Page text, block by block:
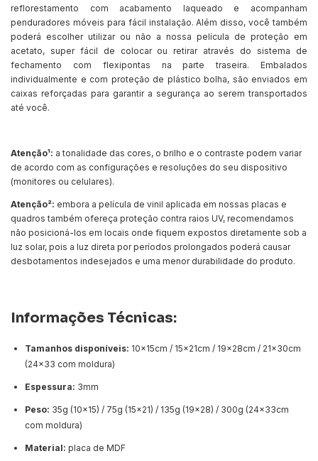
reflorestamento com acabamento laqueado e acompanham
penduradores móveis para fácil instalação. Além disso, você também
poderá escolher utilizar ou não a nossa película de proteção em
acetato, super fácil de colocar ou retirar através do sistema de
fechamento com flexipontas na parte traseira. Embalados
individualmente e com proteção de plástico bolha, são enviados em
caixas reforçadas para garantir a segurança ao serem transportados
até você.
Atenção¹: a tonalidade das cores, o brilho e o contraste podem variar
de acordo com as configurações e resoluções do seu dispositivo
(monitores ou celulares).
Atenção²: embora a película de vinil aplicada em nossas placas e
quadros também ofereça proteção contra raios UV, recomendamos
não posicioná-los em locais onde fiquem expostos diretamente sob a
luz solar, pois a luz direta por períodos prolongados poderá causar
desbotamentos indesejados e uma menor durabilidade do produto.
Informações Técnicas:
Tamanhos disponíveis: 10x15cm / 15x21cm / 19x28cm / 21x30cm
(24x33 com moldura)
Espessura: 3mm
Peso: 35g (10x15) / 75g (15x21) / 135g (19x28) / 300g (24x33cm
com moldura)
Material: placa de MDF